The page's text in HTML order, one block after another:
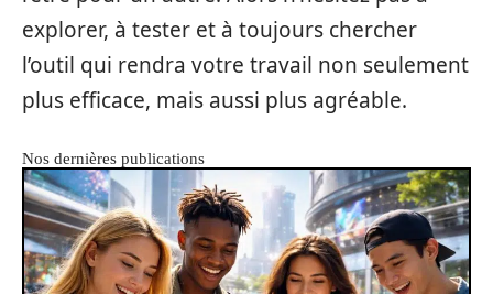
explorer, à tester et à toujours chercher
l’outil qui rendra votre travail non seulement
plus efficace, mais aussi plus agréable.
Nos dernières publications